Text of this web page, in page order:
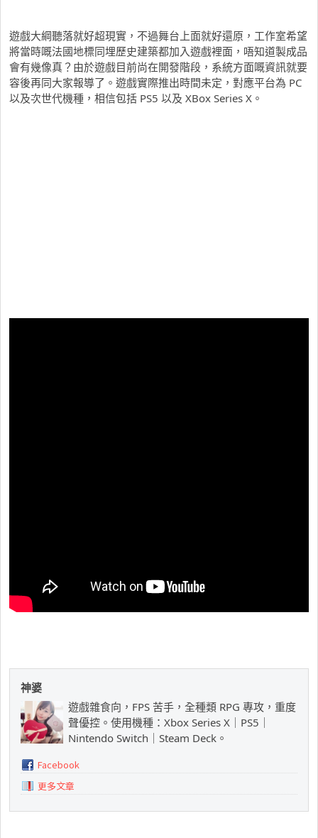
遊戲大綱聽落就好超現實，不過舞台上面就好還原，工作室希望
將當時嘅法國地標同埋歷史建築都加入遊戲裡面，唔知道製成品
會有幾像真？由於遊戲目前尚在開發階段，系統方面嘅資訊就要
容後再同大家報導了。遊戲實際推出時間未定，對應平台為 PC
以及次世代機種，相信包括 PS5 以及 XBox Series X。
神婆
遊戲雜食向，FPS 苦手，全種類 RPG 專攻，重度
聲優控。使用機種：Xbox Series X｜PS5｜
Nintendo Switch｜Steam Deck。
Facebook
更多文章